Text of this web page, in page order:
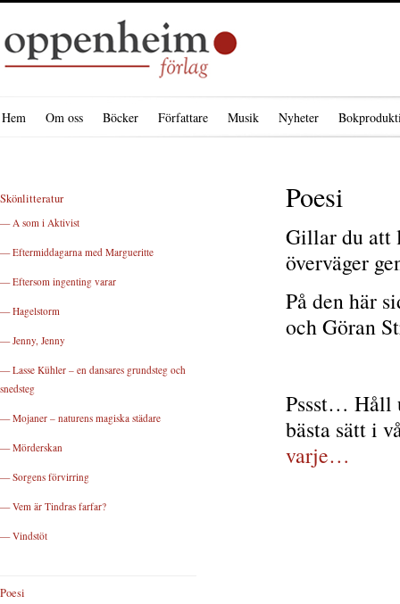
Hem Om oss Böcker Författare Musik Nyheter
Poesi
Gillar du att
överväger
På den här
och Göran
Pssst… Håll
bästa sätt i
varje…
Skönlitteratur
— A som i Aktivist
— Eftermiddagarna med Margueritte
— Eftersom ingenting varar
— Hagelstorm
— Jenny, Jenny
— Lasse Kühler – en dansares grundsteg och
snedsteg
— Mojaner – naturens magiska städare
— Mörderskan
— Sorgens förvirring
— Vem är Tindras farfar?
— Vindstöt
Poesi